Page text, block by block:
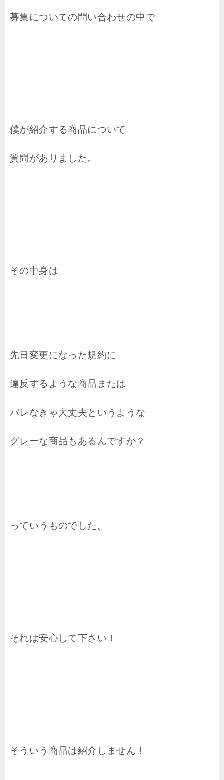
募集についての問い合わせの中で
僕が紹介する商品について
質問がありました。
その中身は
先日変更になった規約に
違反するような商品または
バレなきゃ大丈夫というような
グレーな商品もあるんですか？
っていうものでした。
それは安心して下さい！
そういう商品は紹介しません！